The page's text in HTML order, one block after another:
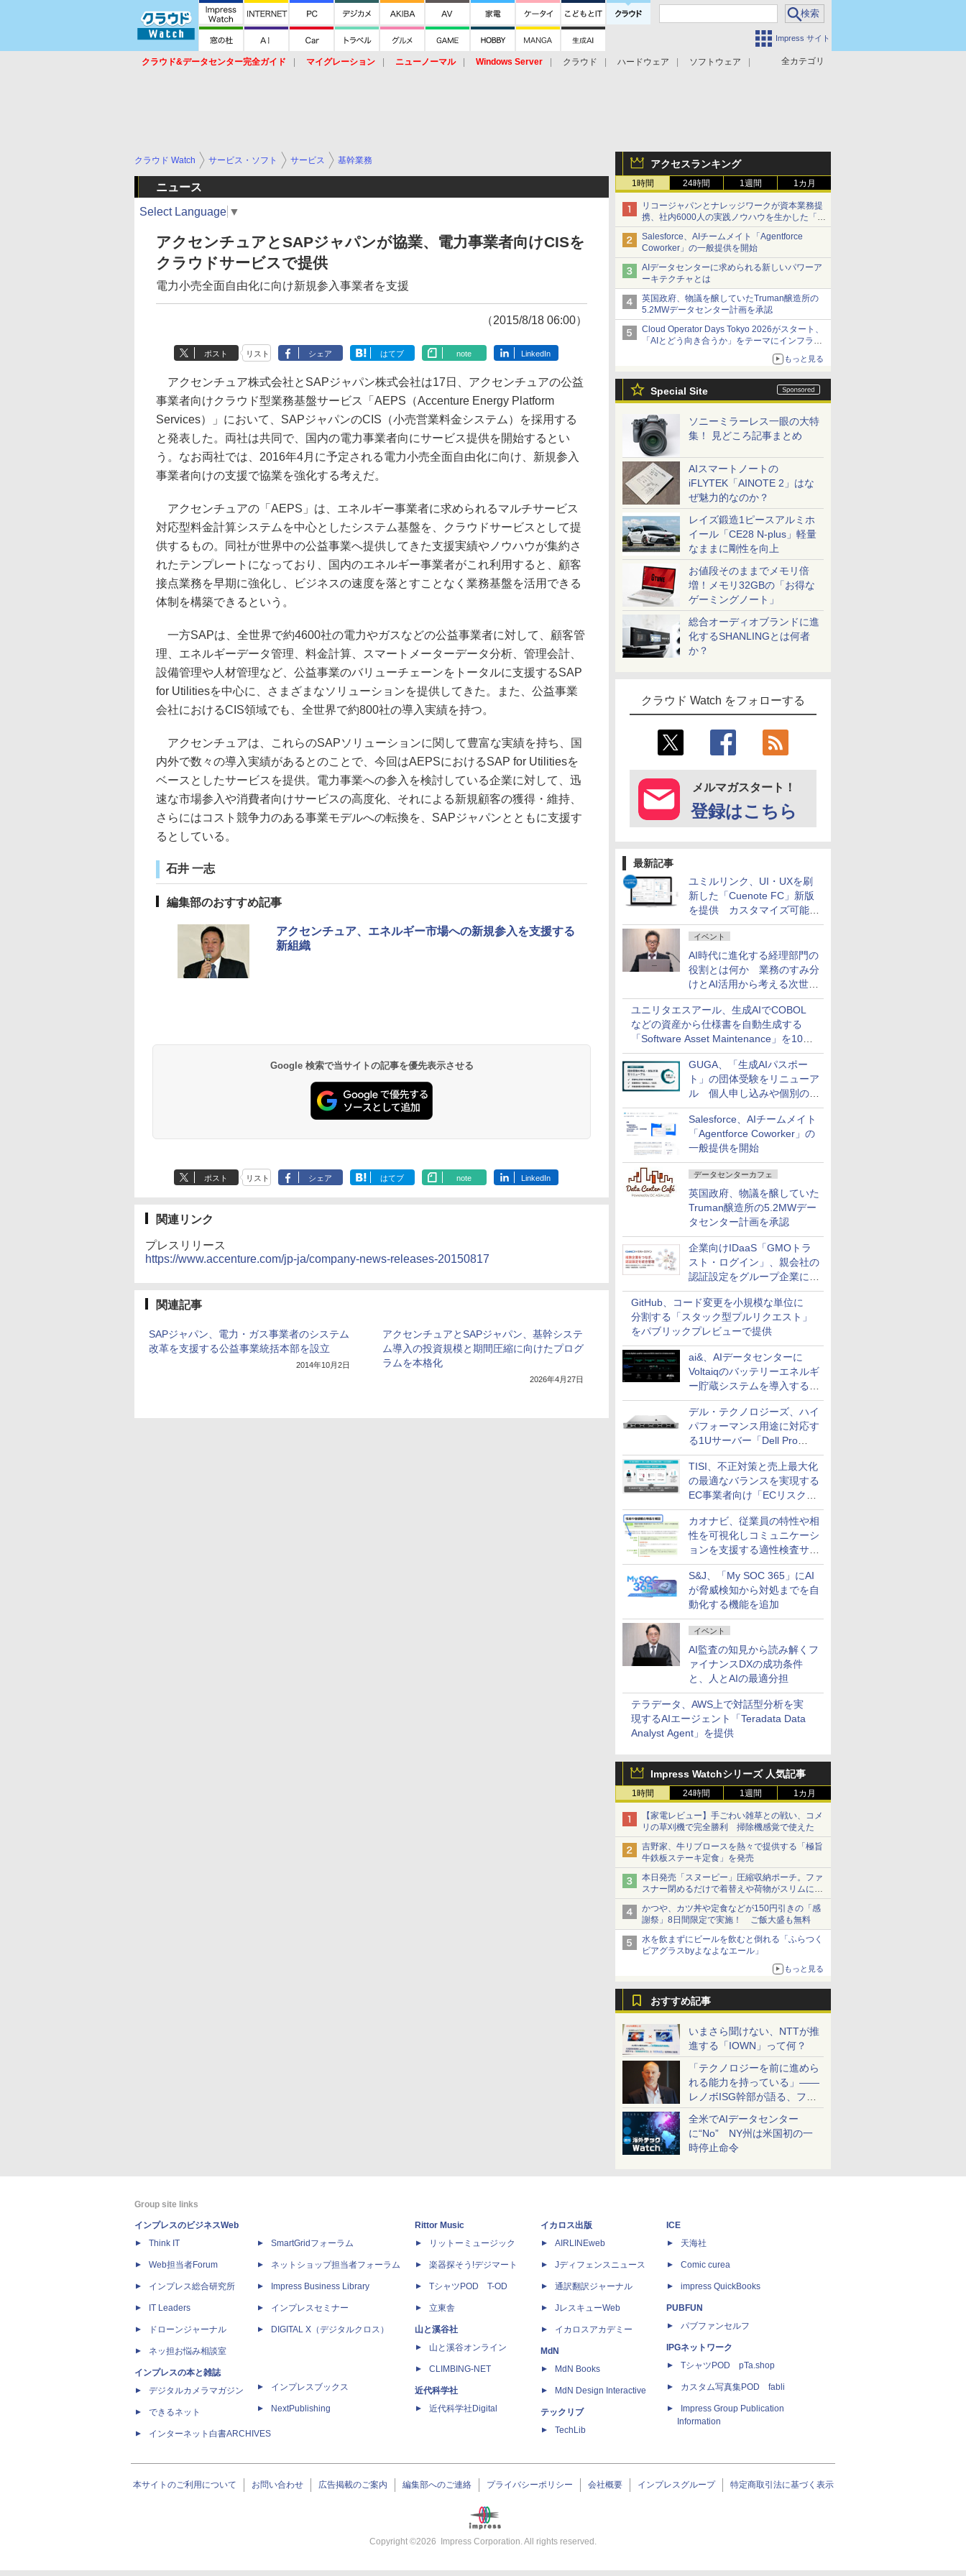
Impress サイト
全カテゴリ
クラウド&データセンター完全ガイド マイグレーション ニューノーマル Windows Server クラウド ハードウェア
ソフトウェア
アクセスランキング
1時間 24時間 1週間 1カ月
リコージャパンとナレッジワークが資本業務提
携、社内6000人の実践ノウハウを生かした「AI
商談記録 for RICOH」を展開へ
Salesforce、AIチームメイト「Agentforce
Coworker」の一般提供を開始
AIデータセンターに求められる新しいパワーア
ーキテクチャとは
英国政府、物議を醸していたTruman醸造所の
5.2MWデータセンター計画を承認
Cloud Operator Days Tokyo 2026がスタート、
「AIとどう向き合うか」をテーマにインフラ運
もっと見る
Special Site
ソニーミラーレス一眼の大特
集！ 見どころ記事まとめ
AIスマートノートの
iFLYTEK「AINOTE 2」はな
ぜ魅力的なのか？
レイズ鍛造1ピースアルミホ
イール「CE28 N-plus」軽量
なままに剛性を向上
お値段そのままでメモリ倍
増！メモリ32GBの「お得な
ゲーミングノート」
総合オーディオブランドに進
化するSHANLINGとは何者
か？
クラウド Watch をフォローする
メルマガスタート！
登録はこちら
最新記事
ユミルリンク、UI・UXを刷
新した「Cuenote FC」新版
を提供 カスタマイズ可能な
ダッシュボード画面を搭載
イベント
AI時代に進化する経理部門の
役割とは何か 業務のすみ分
けとAI活用から考える次世代
ファイナンス戦略
ユニリタエスアール、生成AIでCOBOL
などの資産から仕様書を自動生成する
「Software Asset Maintenance」を10月
に発売
GUGA、「生成AIパスポー
ト」の団体受験をリニューア
ル 個人申し込みや個別の支
払いなどに対応
Salesforce、AIチームメイト
「Agentforce Coworker」の
一般提供を開始
データセンターカフェ
英国政府、物議を醸していた
Truman醸造所の5.2MWデー
タセンター計画を承認
企業向けIDaaS「GMOトラ
スト・ログイン」、親会社の
認証設定をグループ企業に展
開できる新機能を提供
GitHub、コード変更を小規模な単位に
分割する「スタック型プルリクエスト」
をパブリックプレビューで提供
ai&、AIデータセンターに
Voltaiqのバッテリーエネルギ
ー貯蔵システムを導入する計
画を発表
デル・テクノロジーズ、ハイ
パフォーマンス用途に対応す
る1Uサーバー「Dell Pro
Precision 7 R1ラック」を発
売
TISI、不正対策と売上最大化
の最適なバランスを実現する
EC事業者向け「ECリスク対
策設計・運用支援サービス」
カオナビ、従業員の特性や相
性を可視化しコミュニケーシ
ョンを支援する適性検査サー
ビスを提供
S&J、「My SOC 365」にAI
が脅威検知から対処までを自
動化する機能を追加
イベント
AI監査の知見から読み解くフ
ァイナンスDXの成功条件
と、人とAIの最適分担
テラデータ、AWS上で対話型分析を実
現するAIエージェント「Teradata Data
Analyst Agent」を提供
Impress Watchシリーズ 人気記事
1時間 24時間 1週間 1カ月
【家電レビュー】手ごわい雑草との戦い、コメ
リの草刈機で完全勝利 掃除機感覚で使えた
吉野家、牛リブロースを熱々で提供する「極旨
牛鉄板ステーキ定食」を発売
本日発売「スヌーピー」圧縮収納ポーチ。ファ
スナー閉めるだけで着替えや荷物がスリムにま
とまる
かつや、カツ丼や定食などが150円引きの「感
謝祭」8日間限定で実施！ ご飯大盛も無料
水を飲まずにビールを飲むと倒れる「ふらつく
ビアグラスbyよなよなエール」
もっと見る
おすすめ記事
いまさら聞けない、NTTが推
進する「IOWN」って何？
「テクノロジーを前に進めら
れる能力を持っている」――
レノボISG幹部が語る、フル
スタックと水冷技術の強み
全米でAIデータセンター
に“No” NY州は米国初の一
時停止命令
クラウド Watch サービス・ソフト サービス 基幹業務
ニュース
Select Language ▼
アクセンチュアとSAPジャパンが協業、電力事業者向けCISを
クラウドサービスで提供
電力小売全面自由化に向け新規参入事業者を支援
（2015/8/18 06:00）
ポスト リスト シェア はてブ note LinkedIn
アクセンチュア株式会社とSAPジャパン株式会社は17日、アクセンチュアの公益
事業者向けクラウド型業務基盤サービス「AEPS（Accenture Energy Platform
Services）」において、SAPジャパンのCIS（小売営業料金システム）を採用する
と発表した。両社は共同で、国内の電力事業者向にサービス提供を開始するとい
う。なお両社では、2016年4月に予定される電力小売全面自由化に向け、新規参入
事業者向けの支援で協業を強化する考えだ。
アクセンチュアの「AEPS」は、エネルギー事業者に求められるマルチサービス
対応型料金計算システムを中心としたシステム基盤を、クラウドサービスとして提
供するもの。同社が世界中の公益事業へ提供してきた支援実績やノウハウが集約さ
れたテンプレートになっており、国内のエネルギー事業者がこれ利用すると、顧客
接点業務を早期に強化し、ビジネスの速度を落とすことなく業務基盤を活用できる
体制を構築できるという。
一方SAPは、全世界で約4600社の電力やガスなどの公益事業者に対して、顧客管
理、エネルギーデータ管理、料金計算、スマートメーターデータ分析、管理会計、
設備管理や人材管理など、公益事業のバリューチェーンをトータルに支援するSAP
for Utilitiesを中心に、さまざまなソリューションを提供してきた。また、公益事業
会社におけるCIS領域でも、全世界で約800社の導入実績を持つ。
アクセンチュアは、これらのSAPソリューションに関して豊富な実績を持ち、国
内外で数々の導入実績があるとのことで、今回はAEPSにおけるSAP for Utilitiesを
ベースとしたサービスを提供。電力事業への参入を検討している企業に対して、迅
速な市場参入や消費者向けサービスの高度化、それによる新規顧客の獲得・維持、
さらにはコスト競争力のある事業モデルへの転換を、SAPジャパンとともに支援す
るとしている。
石井 一志
編集部のおすすめ記事
アクセンチュア、エネルギー市場への新規参入を支援する
新組織
Google 検索で当サイトの記事を優先表示させる
ポスト リスト シェア はてブ note LinkedIn
関連リンク
プレスリリース
https://www.accenture.com/jp-ja/company-news-releases-20150817
関連記事
SAPジャパン、電力・ガス事業者のシステム
改革を支援する公益事業統括本部を設立
2014年10月2日
アクセンチュアとSAPジャパン、基幹システ
ム導入の投資規模と期間圧縮に向けたプログ
ラムを本格化
2026年4月27日
Group site links
インプレスのビジネスWeb
Think IT
Web担当者Forum
インプレス総合研究所
IT Leaders
ドローンジャーナル
ネッ担お悩み相談室
インプレスの本と雑誌
デジタルカメラマガジン
できるネット
インターネット白書ARCHIVES
SmartGridフォーラム
ネットショップ担当者フォーラム
Impress Business Library
インプレスセミナー
DIGITAL X（デジタルクロス）
インプレスブックス
NextPublishing
Rittor Music
リットーミュージック
楽器探そう!デジマート
TシャツPOD T-OD
立東舎
山と溪谷社
山と溪谷オンライン
CLIMBING-NET
近代科学社
近代科学社Digital
イカロス出版
AIRLINEweb
Jディフェンスニュース
通訳翻訳ジャーナル
JレスキューWeb
イカロスアカデミー
MdN
MdN Books
MdN Design Interactive
テックリブ
TechLib
ICE
天海社
Comic curea
impress QuickBooks
PUBFUN
パブファンセルフ
IPGネットワーク
TシャツPOD pTa.shop
カスタム写真集POD fabli
Impress Group Publication
Information
本サイトのご利用について お問い合わせ 広告掲載のご案内 編集部へのご連絡 プライバシーポリシー 会社概要 インプレスグループ 特定商取引法に基づく表示
Copyright ©2026 Impress Corporation. All rights reserved.